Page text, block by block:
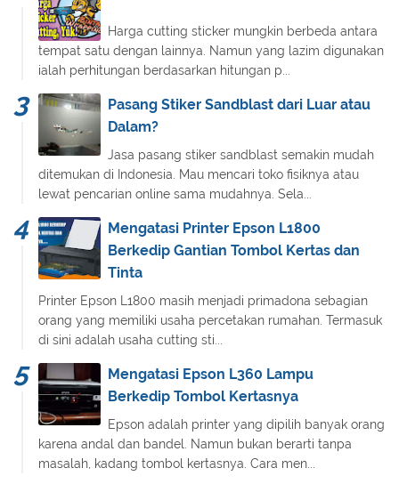
Harga cutting sticker mungkin berbeda antara
tempat satu dengan lainnya. Namun yang lazim digunakan
ialah perhitungan berdasarkan hitungan p...
Pasang Stiker Sandblast dari Luar atau
Dalam?
Jasa pasang stiker sandblast semakin mudah
ditemukan di Indonesia. Mau mencari toko fisiknya atau
lewat pencarian online sama mudahnya. Sela...
Mengatasi Printer Epson L1800
Berkedip Gantian Tombol Kertas dan
Tinta
Printer Epson L1800 masih menjadi primadona sebagian
orang yang memiliki usaha percetakan rumahan. Termasuk
di sini adalah usaha cutting sti...
Mengatasi Epson L360 Lampu
Berkedip Tombol Kertasnya
Epson adalah printer yang dipilih banyak orang
karena andal dan bandel. Namun bukan berarti tanpa
masalah, kadang tombol kertasnya. Cara men...